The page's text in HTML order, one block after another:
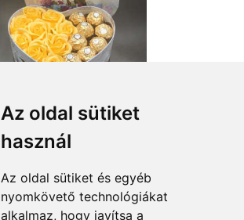
Az oldal sütiket
használ
Az oldal sütiket és egyéb
nyomkövető technológiákat
alkalmaz, hogy javítsa a
A napfény íze
13 600 Ft-tól